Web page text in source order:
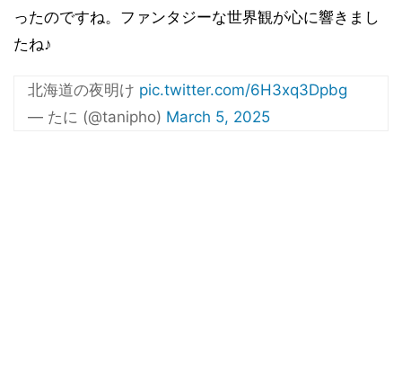
ったのですね。ファンタジーな世界観が心に響きまし
たね♪
北海道の夜明け pic.twitter.com/6H3xq3Dpbg
— たに (@tanipho) March 5, 2025